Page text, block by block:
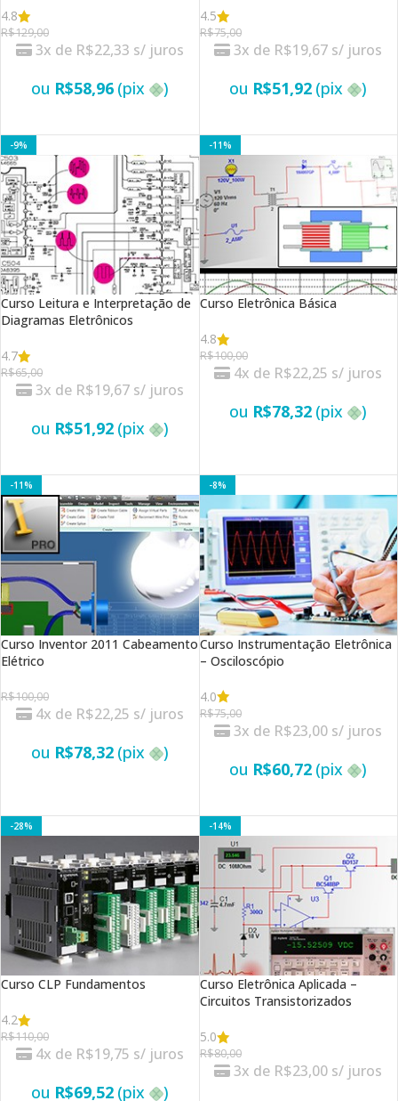
4.8
R$129,00
3x de R$22,33 s/ juros
ou R$58,96 (pix )
4.5
R$75,00
3x de R$19,67 s/ juros
ou R$51,92 (pix )
-9%
Curso Leitura e Interpretação de
Diagramas Eletrônicos
4.7
R$65,00
3x de R$19,67 s/ juros
ou R$51,92 (pix )
-11%
Curso Eletrônica Básica
4.8
R$100,00
4x de R$22,25 s/ juros
ou R$78,32 (pix )
-11%
Curso Inventor 2011 Cabeamento
Elétrico
R$100,00
4x de R$22,25 s/ juros
ou R$78,32 (pix )
-8%
Curso Instrumentação Eletrônica
– Osciloscópio
4.0
R$75,00
3x de R$23,00 s/ juros
ou R$60,72 (pix )
-28%
Curso CLP Fundamentos
4.2
R$110,00
4x de R$19,75 s/ juros
ou R$69,52 (pix )
-14%
Curso Eletrônica Aplicada –
Circuitos Transistorizados
5.0
R$80,00
3x de R$23,00 s/ juros